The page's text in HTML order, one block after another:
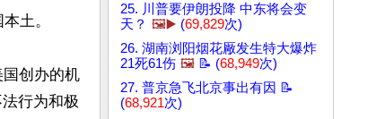
土。
创办的机
行为和极
25. 川普要伊朗投降 中东将会变
天？ 🖼️▶️ (69,829次)
26. 湖南浏阳烟花厰发生特大爆炸
21死61伤 🖼️ 📝 (68,949次)
27. 普京急飞北京事出有因 📝
(68,921次)